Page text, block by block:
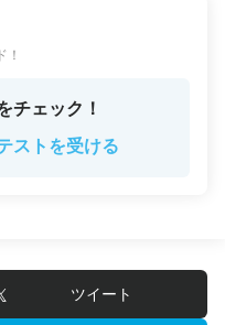
！
チェック！
ストを受ける
ツイート